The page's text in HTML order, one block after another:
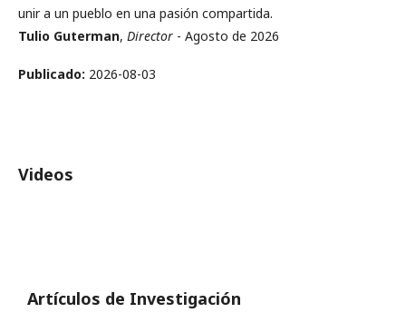
unir a un pueblo en una pasión compartida.
Tulio Guterman, Director - Agosto de 2026
Publicado: 2026-08-03
Videos
Artículos de Investigación